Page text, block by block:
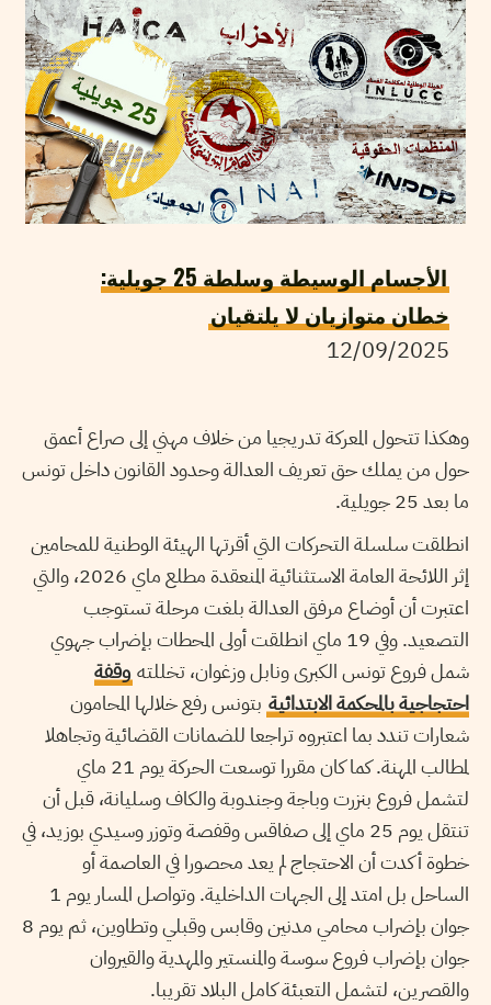
الأجسام الوسيطة وسلطة 25 جويلية:
خطان متوازيان لا يلتقيان
12/09/2025
وهكذا تتحول المعركة تدريجيا من خلاف مهني إلى صراع أعمق
حول من يملك حق تعريف العدالة وحدود القانون داخل تونس
ما بعد 25 جويلية.
انطلقت سلسلة التحركات التي أقرتها الهيئة الوطنية للمحامين
إثر اللائحة العامة الاستثنائية المنعقدة مطلع ماي 2026، والتي
اعتبرت أن أوضاع مرفق العدالة بلغت مرحلة تستوجب
التصعيد. وفي 19 ماي انطلقت أولى المحطات بإضراب جهوي
شمل فروع تونس الكبرى ونابل وزغوان، تخللته وقفة
احتجاجية بالمحكمة الابتدائية بتونس رفع خلالها المحامون
شعارات تندد بما اعتبروه تراجعا للضمانات القضائية وتجاهلا
لمطالب المهنة. كما كان مقررا توسعت الحركة يوم 21 ماي
لتشمل فروع بنزرت وباجة وجندوبة والكاف وسليانة، قبل أن
تنتقل يوم 25 ماي إلى صفاقس وقفصة وتوزر وسيدي بوزيد، في
خطوة أكدت أن الاحتجاج لم يعد محصورا في العاصمة أو
الساحل بل امتد إلى الجهات الداخلية. وتواصل المسار يوم 1
جوان بإضراب محامي مدنين وقابس وقبلي وتطاوين، ثم يوم 8
جوان بإضراب فروع سوسة والمنستير والمهدية والقيروان
والقصرين، لتشمل التعبئة كامل البلاد تقريبا.